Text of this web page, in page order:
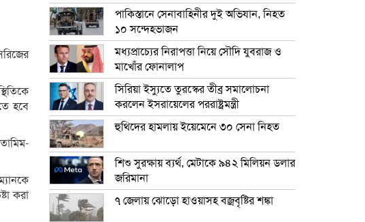
হবে
করা
পাকিস্তানে সেনাবাহিনীর দুই অভিযান, নিহত
১০ সন্দেহভাজন
মধ্যপ্রাচ্যের নিরাপত্তা নিয়ে সৌদি যুবরাজ ও
মাখোঁর ফোনালাপ
সিরিয়া ইস্যুতে তুরস্কের তীব্র সমালোচনা
করলেন ইসরায়েলের পররাষ্ট্রমন্ত্রী
হুথিদের হামলায় ইয়েমেনে ৩০ সেনা নিহত
শিশু সুরক্ষায় ব্যর্থ, মেটাকে ৯৪২ মিলিয়ন ডলার
জরিমানা
৭ জেলায় ঝোড়ো হাওয়াসহ বজ্রবৃষ্টির শঙ্কা